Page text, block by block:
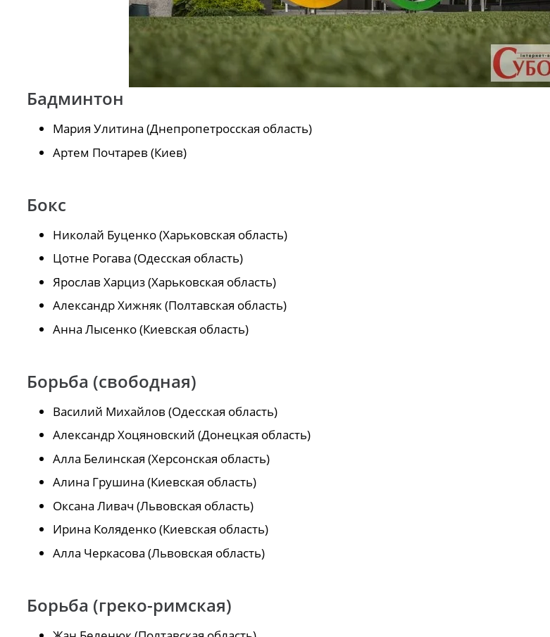
Бадминтон
Мария Улитина (Днепропетросская область)
Артем Почтарев (Киев)
Бокс
Николай Буценко (Харьковская область)
Цотне Рогава (Одесская область)
Ярослав Харциз (Харьковская область)
Александр Хижняк (Полтавская область)
Анна Лысенко (Киевская область)
Борьба (свободная)
Василий Михайлов (Одесская область)
Александр Хоцяновский (Донецкая область)
Алла Белинская (Херсонская область)
Алина Грушина (Киевская область)
Оксана Ливач (Львовская область)
Ирина Коляденко (Киевская область)
Алла Черкасова (Львовская область)
Борьба (греко-римская)